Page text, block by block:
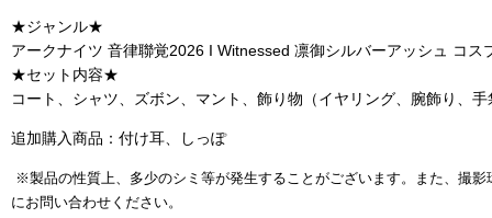
★ジャンル★
アークナイツ 音律聯覚2026 I Witnessed 凛御シルバーアッシュ コス
★セット内容★
コート、シャツ、ズボン、マント、飾り物（イヤリング、腕飾り、
追加購入商品：付け耳、しっぽ
※製品の性質上、多少のシミ等が発生することがございます。また、撮
にお問い合わせください。